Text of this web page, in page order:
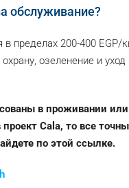
обслуживание?
в пределах 200-400 EGP/
озеленение и уход
в проживании или
Cala, то все
по этой ссылке.